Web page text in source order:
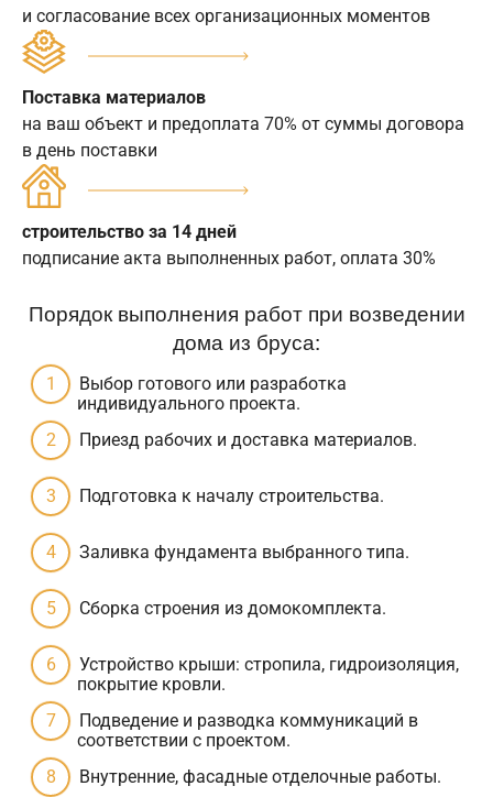
и согласование всех организационных моментов
Поставка материалов
на ваш объект и предоплата 70% от суммы договора
в день поставки
строительство за 14 дней
подписание акта выполненных работ, оплата 30%
Порядок выполнения работ при возведении
дома из бруса:
Выбор готового или разработка
индивидуального проекта.
Приезд рабочих и доставка материалов.
Подготовка к началу строительства.
Заливка фундамента выбранного типа.
Сборка строения из домокомплекта.
Устройство крыши: стропила, гидроизоляция,
покрытие кровли.
Подведение и разводка коммуникаций в
соответствии с проектом.
Внутренние, фасадные отделочные работы.